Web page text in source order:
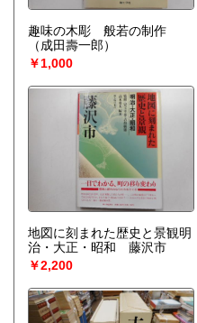
趣味の木彫 般若の制作
（成田壽一郎）
￥1,000
地図に刻まれた歴史と景観明
治・大正・昭和 藤沢市
￥2,200